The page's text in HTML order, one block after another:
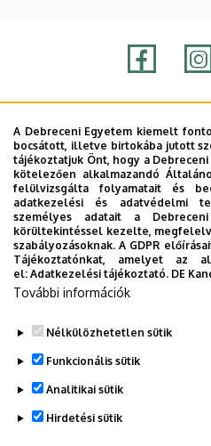
Szerzői jog ©
A Debreceni Egyetem kiemelt
bocsátott, illetve birtokába jutott
tájékoztatjuk Önt, hogy a Debreceni
kötelezően alkalmazandó
felülvizsgálta folyamatait és
adatkezelési és adatvédelmi
személyes adatait a
körültekintéssel kezelte,
szabályozásoknak. A GDPR
Tájékoztatónkat, amelyet az
el: Adatkezelési tájékoztató. DE
További információk
Nélkülözhetetlen sütik
Funkcionális sütik
Analitikai sütik
Hirdetési sütik